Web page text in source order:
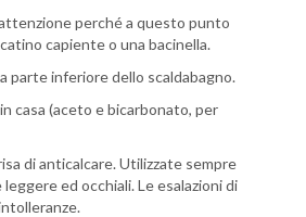
perché a questo punto
capiente o una bacinella.
parte inferiore dello scaldabagno.
casa (aceto e bicarbonato, per
di anticalcare. Utilizzate sempre
ed occhiali. Le esalazioni di